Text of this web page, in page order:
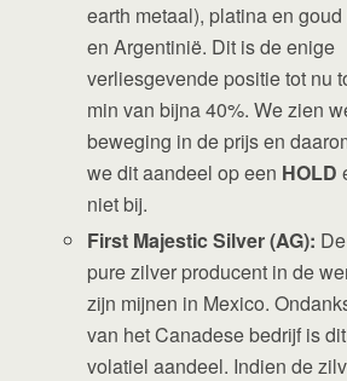
earth metaal), platina en
en Argentinië. Dit is de enige
verliesgevende positie tot nu
min van bijna 40%. We zien
beweging in de prijs en
we dit aandeel op een HOLD
niet bij.
First Majestic Silver (AG):
pure zilver producent in de
zijn mijnen in Mexico.
van het Canadese bedrijf is
volatiel aandeel. Indien de